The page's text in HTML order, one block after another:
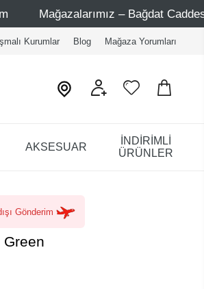
– Bağdat Caddesi 1 - Bağdat
Kurumlar Blog Mağaza Yorumları
AKSESUAR
İNDİRİMLİ
ÜRÜNLER
Gönderim
Green